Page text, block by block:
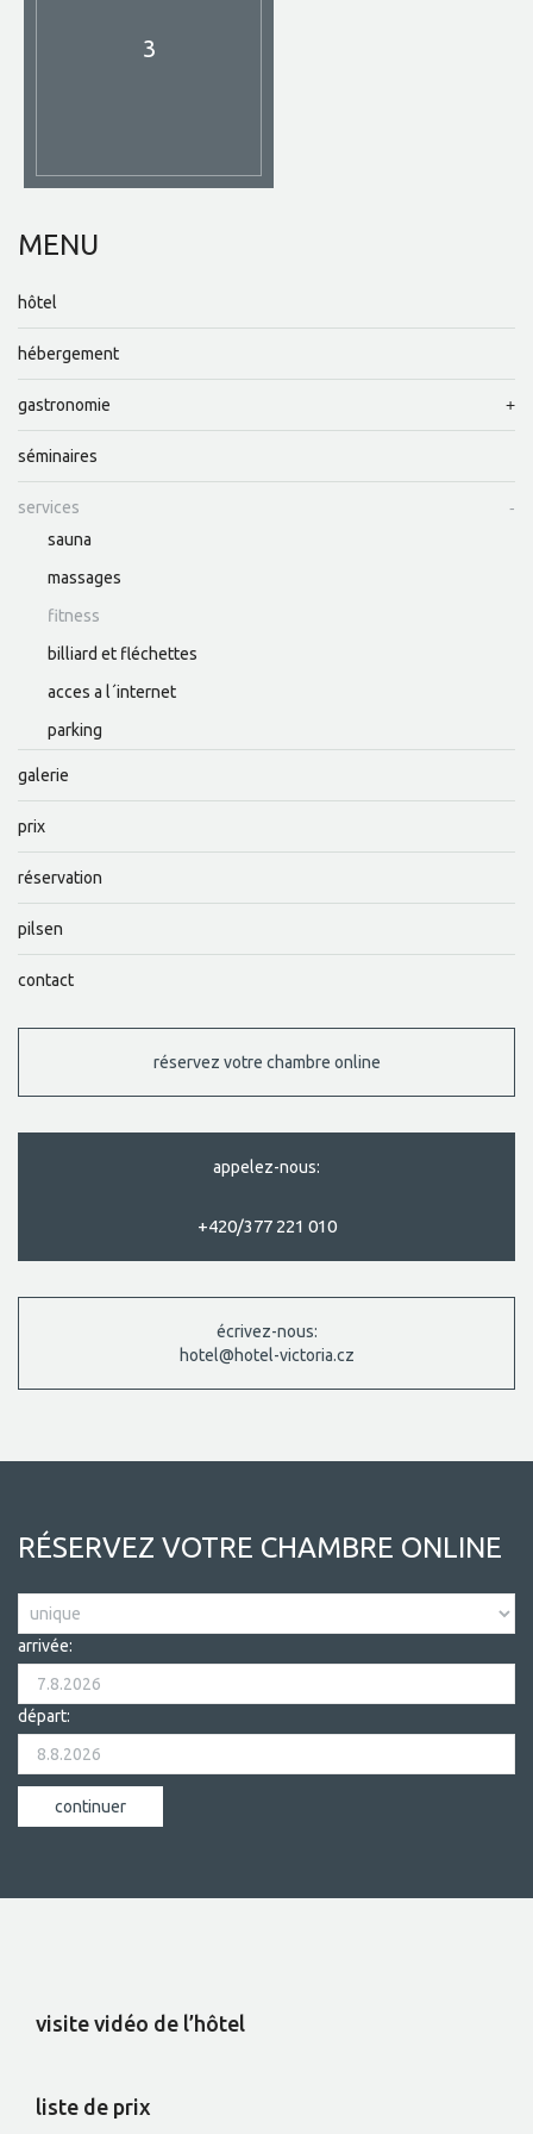
3
MENU
hôtel
hébergement
gastronomie
séminaires
services
sauna
massages
fitness
billiard et fléchettes
acces a l´internet
parking
galerie
prix
réservation
pilsen
contact
réservez votre chambre online
appelez-nous:
+420/377 221 010
écrivez-nous:
hotel@hotel-victoria.cz
RÉSERVEZ VOTRE CHAMBRE ONLINE
arrivée:
départ:
visite vidéo de l’hôtel
liste de prix